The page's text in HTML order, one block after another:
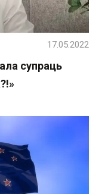
супраць
17.05.2022